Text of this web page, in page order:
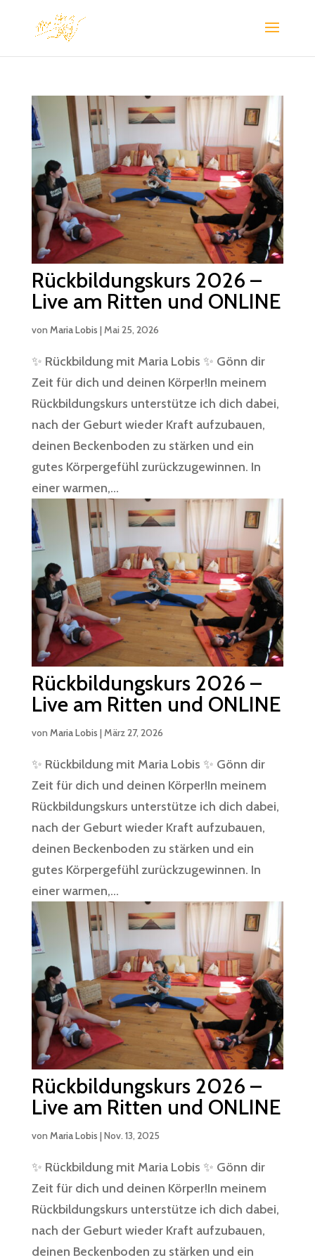
Rückbildungskurs 2026 –
Live am Ritten und ONLINE
von Maria Lobis | Mai 25, 2026
✨ Rückbildung mit Maria Lobis ✨ Gönn dir
Zeit für dich und deinen Körper!In meinem
Rückbildungskurs unterstütze ich dich dabei,
nach der Geburt wieder Kraft aufzubauen,
deinen Beckenboden zu stärken und ein
gutes Körpergefühl zurückzugewinnen. In
einer warmen,...
Rückbildungskurs 2026 –
Live am Ritten und ONLINE
von Maria Lobis | März 27, 2026
✨ Rückbildung mit Maria Lobis ✨ Gönn dir
Zeit für dich und deinen Körper!In meinem
Rückbildungskurs unterstütze ich dich dabei,
nach der Geburt wieder Kraft aufzubauen,
deinen Beckenboden zu stärken und ein
gutes Körpergefühl zurückzugewinnen. In
einer warmen,...
Rückbildungskurs 2026 –
Live am Ritten und ONLINE
von Maria Lobis | Nov. 13, 2025
✨ Rückbildung mit Maria Lobis ✨ Gönn dir
Zeit für dich und deinen Körper!In meinem
Rückbildungskurs unterstütze ich dich dabei,
nach der Geburt wieder Kraft aufzubauen,
deinen Beckenboden zu stärken und ein